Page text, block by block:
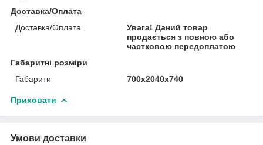
Доставка/Оплата
Доставка/Оплата
Увага! Даний товар
продається з повною або
частковою передоплатою
Габаритні розміри
Габарити
700х2040х740
Приховати
Умови доставки